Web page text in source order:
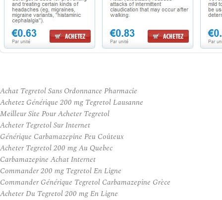
Achat Tegretol Sans Ordonnance Pharmacie
Achetez Générique 200 mg Tegretol Lausanne
Meilleur Site Pour Acheter Tegretol
Acheter Tegretol Sur Internet
Générique Carbamazepine Peu Coûteux
Acheter Tegretol 200 mg Au Quebec
Carbamazepine Achat Internet
Commander 200 mg Tegretol En Ligne
Commander Générique Tegretol Carbamazepine Grèce
Acheter Du Tegretol 200 mg En Ligne